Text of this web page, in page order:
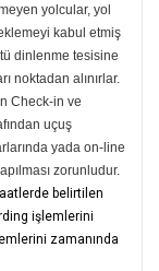
yolcular, yol
kabul etmiş
dinlenme tesisine
noktadan alınırlar.
Check-in ve
uçuş
yada on-line
zorunludur.
belirtilen
işlemlerini
zamanında